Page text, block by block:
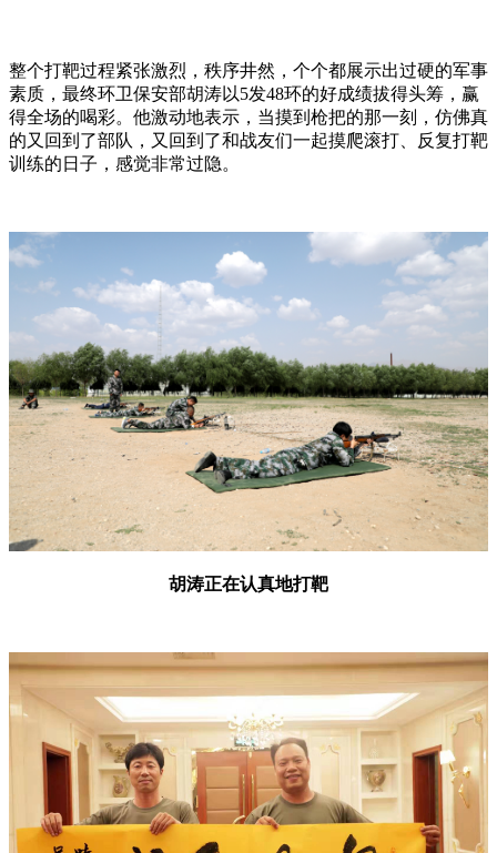
整个打靶过程紧张激烈，秩序井然，个个都展示出过硬的军事
素质，最终环卫保安部胡涛以5发48环的好成绩拔得头筹，赢
得全场的喝彩。他激动地表示，当摸到枪把的那一刻，仿佛真
的又回到了部队，又回到了和战友们一起摸爬滚打、反复打靶
训练的日子，感觉非常过隐。
胡涛正在认真地打靶